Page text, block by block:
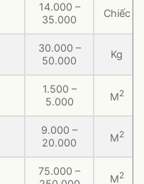
14.000 –
35.000
Chiếc
30.000 –
50.000
Kg
1.500 –
5.000
M2
9.000 –
20.000
M2
75.000 –
M2